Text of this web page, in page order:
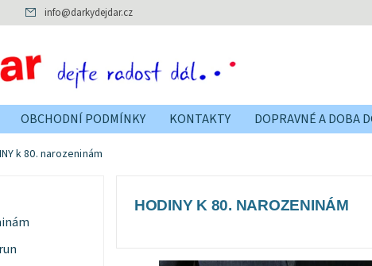
info@darkydejdar.cz
OBCHODNÍ PODMÍNKY KONTAKTY DOPRAVNÉ A DOBA
k 80. narozeninám
HODINY K 80. NAROZENINÁM